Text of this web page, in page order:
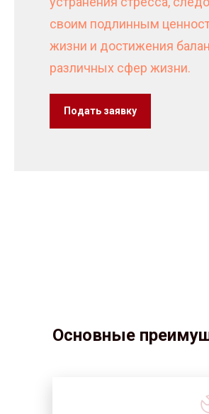
своим подлинным
жизни и достижения
различных сфер жизни.
Подать заявку
Основные